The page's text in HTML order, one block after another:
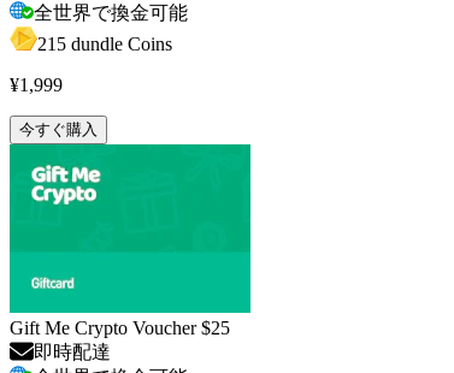
全世界で換金可能
215 dundle Coins
¥1,999
今すぐ購入
Gift Me Crypto Voucher $25
即時配達